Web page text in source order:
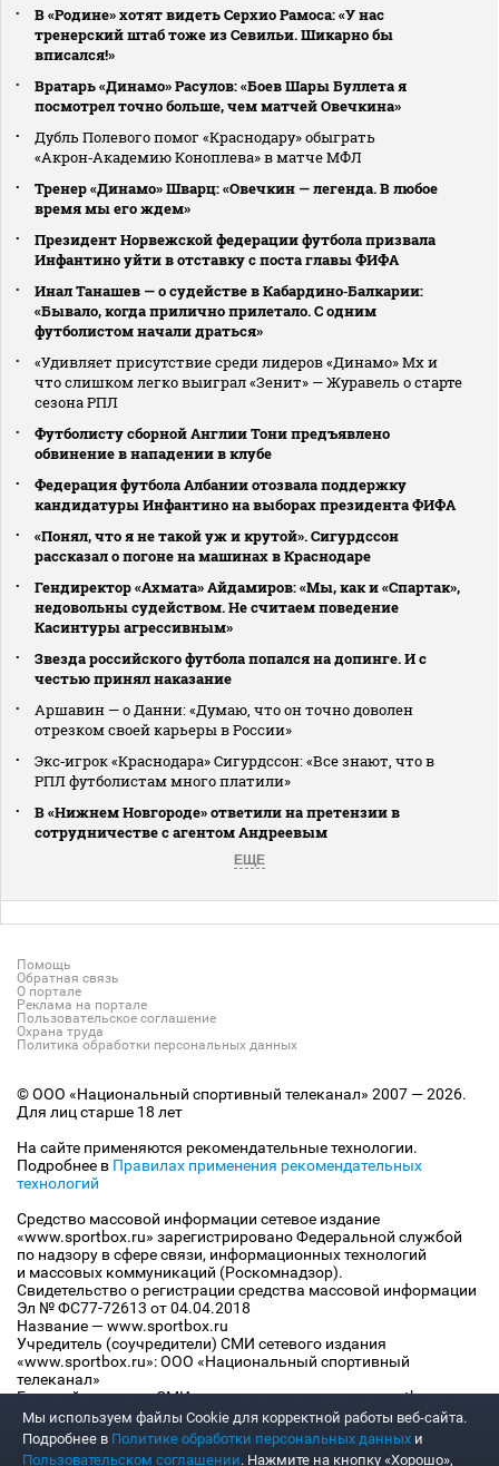
В «Родине» хотят видеть Серхио Рамоса: «У нас
тренерский штаб тоже из Севильи. Шикарно бы
вписался!»
Вратарь «Динамо» Расулов: «Боев Шары Буллета я
посмотрел точно больше, чем матчей Овечкина»
Дубль Полевого помог «Краснодару» обыграть
«Акрон‑Академию Коноплева» в матче МФЛ
Тренер «Динамо» Шварц: «Овечкин — легенда. В любое
время мы его ждем»
Президент Норвежской федерации футбола призвала
Инфантино уйти в отставку с поста главы ФИФА
Инал Танашев — о судействе в Кабардино‑Балкарии:
«Бывало, когда прилично прилетало. С одним
футболистом начали драться»
«Удивляет присутствие среди лидеров «Динамо» Мх и
что слишком легко выиграл «Зенит» — Журавель о старте
сезона РПЛ
Футболисту сборной Англии Тони предъявлено
обвинение в нападении в клубе
Федерация футбола Албании отозвала поддержку
кандидатуры Инфантино на выборах президента ФИФА
«Понял, что я не такой уж и крутой». Сигурдссон
рассказал о погоне на машинах в Краснодаре
Гендиректор «Ахмата» Айдамиров: «Мы, как и «Спартак»,
недовольны судейством. Не считаем поведение
Касинтуры агрессивным»
Звезда российского футбола попался на допинге. И с
честью принял наказание
Аршавин — о Данни: «Думаю, что он точно доволен
отрезком своей карьеры в России»
Экс‑игрок «Краснодара» Сигурдссон: «Все знают, что в
РПЛ футболистам много платили»
В «Нижнем Новгороде» ответили на претензии в
сотрудничестве с агентом Андреевым
ЕЩЕ
Помощь
Обратная связь
О портале
Реклама на портале
Пользовательское соглашение
Охрана труда
Политика обработки персональных данных
© ООО «Национальный спортивный телеканал» 2007 — 2026.
Для лиц старше 18 лет
На сайте применяются рекомендательные технологии.
Подробнее в Правилах применения рекомендательных
технологий
Средство массовой информации сетевое издание
«www.sportbox.ru» зарегистрировано Федеральной службой
по надзору в сфере связи, информационных технологий
и массовых коммуникаций (Роскомнадзор).
Свидетельство о регистрации средства массовой информации
Эл № ФС77-72613 от 04.04.2018
Название — www.sportbox.ru
Учредитель (соучредители) СМИ сетевого издания
«www.sportbox.ru»: ООО «Национальный спортивный
телеканал»
Главный редактор СМИ сетевого издания «www.sportbox.ru»:
Конов В.А.
Номер телефона редакции СМИ сетевого издания
«www.sportbox.ru»: +7 (495) 653 8419
Мы используем файлы Сookie для корректной работы веб-сайта.
Подробнее в Политике обработки персональных данных и
Пользовательском соглашении. Нажмите на кнопку «Хорошо»,